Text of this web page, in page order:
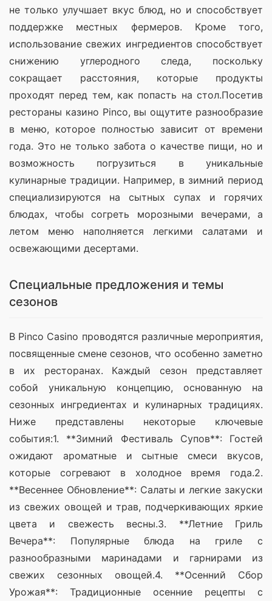
не только улучшает вкус блюд, но и способствует
поддержке местных фермеров. Кроме того,
использование свежих ингредиентов способствует
снижению углеродного следа, поскольку
сокращает расстояния, которые продукты
проходят перед тем, как попасть на стол.Посетив
рестораны казино Pinco, вы ощутите разнообразие
в меню, которое полностью зависит от времени
года. Это не только забота о качестве пищи, но и
возможность погрузиться в уникальные
кулинарные традиции. Например, в зимний период
специализируются на сытных супах и горячих
блюдах, чтобы согреть морозными вечерами, а
летом меню наполняется легкими салатами и
освежающими десертами.
Специальные предложения и темы
сезонов
В Pinco Casino проводятся различные мероприятия,
посвященные смене сезонов, что особенно заметно
в их ресторанах. Каждый сезон представляет
собой уникальную концепцию, основанную на
сезонных ингредиентах и кулинарных традициях.
Ниже представлены некоторые ключевые
события:1. **Зимний Фестиваль Супов**: Гостей
ожидают ароматные и сытные смеси вкусов,
которые согревают в холодное время года.2.
**Весеннее Обновление**: Салаты и легкие закуски
из свежих овощей и трав, подчеркивающих яркие
цвета и свежесть весны.3. **Летние Гриль
Вечера**: Популярные блюда на гриле с
разнообразными маринадами и гарнирами из
свежих сезонных овощей.4. **Осенний Сбор
Урожая**: Традиционные осенние рецепты с